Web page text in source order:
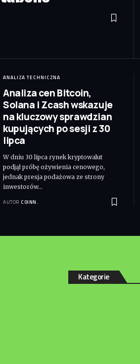
ANALIZA TECHNICZNA
Analiza cen Bitcoin,
Solana i Zcash wskazuje
na kluczowy sprawdzian
kupujących po sesji z 30
lipca
W dniu 30 lipca rynek kryptowalut
podjął próbę ożywienia cenowego,
jednak presja podażowa ze strony
inwestorów…
AUTOR COINN.
Kategorie